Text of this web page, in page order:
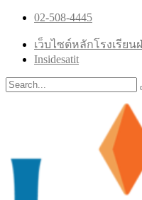
02-508-4445
เว็บไซต์หลักโรงเรีย
Insidesatit